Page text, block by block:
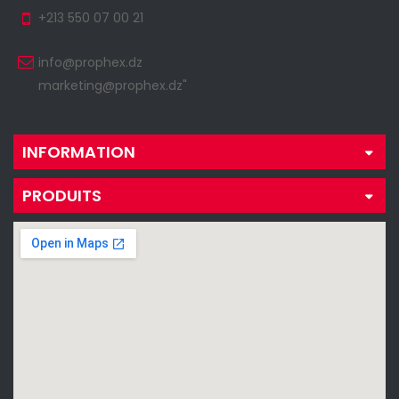
+213 550 07 00 21
info@prophex.dz
marketing@prophex.dz"
INFORMATION
PRODUITS